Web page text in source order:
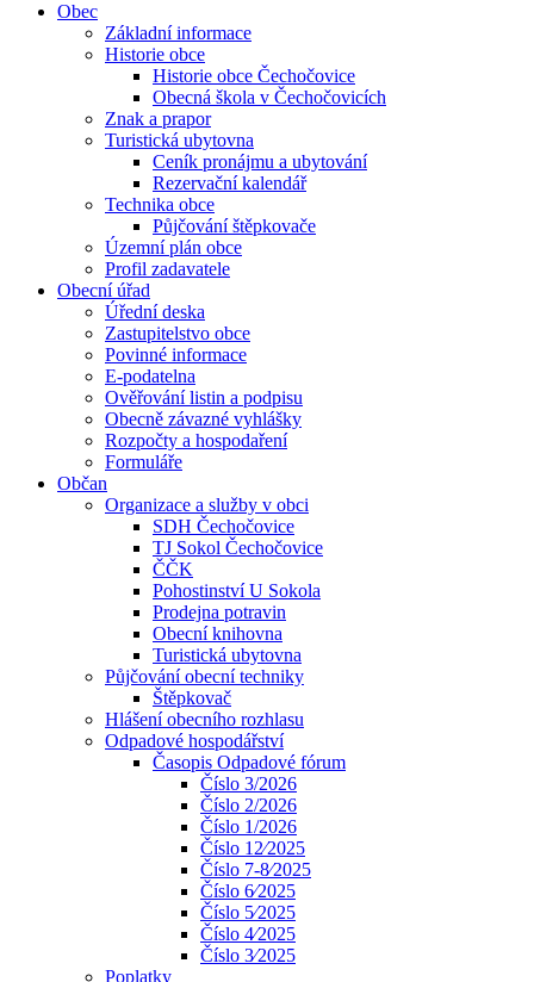
Obec
Základní informace
Historie obce
Historie obce Čechočovice
Obecná škola v Čechočovicích
Znak a prapor
Turistická ubytovna
Ceník pronájmu a ubytování
Rezervační kalendář
Technika obce
Půjčování štěpkovače
Územní plán obce
Profil zadavatele
Obecní úřad
Úřední deska
Zastupitelstvo obce
Povinné informace
E-podatelna
Ověřování listin a podpisu
Obecně závazné vyhlášky
Rozpočty a hospodaření
Formuláře
Občan
Organizace a služby v obci
SDH Čechočovice
TJ Sokol Čechočovice
ČČK
Pohostinství U Sokola
Prodejna potravin
Obecní knihovna
Turistická ubytovna
Půjčování obecní techniky
Štěpkovač
Hlášení obecního rozhlasu
Odpadové hospodářství
Časopis Odpadové fórum
Číslo 3/2026
Číslo 2/2026
Číslo 1/2026
Číslo 12⁄2025
Číslo 7-8⁄2025
Číslo 6⁄2025
Číslo 5⁄2025
Číslo 4⁄2025
Číslo 3⁄2025
Poplatky